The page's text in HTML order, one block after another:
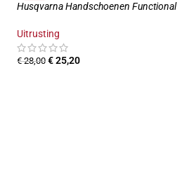
Husqvarna Handschoenen Functional
Uitrusting
€28,00 €25,20